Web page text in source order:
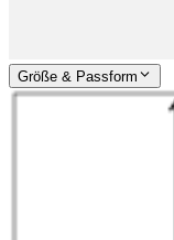
Größe & Passform